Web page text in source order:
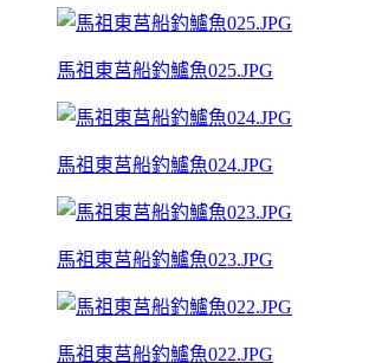
馬祖東莒船釣鱸魚025.JPG
馬祖東莒船釣鱸魚024.JPG
馬祖東莒船釣鱸魚023.JPG
馬祖東莒船釣鱸魚022.JPG